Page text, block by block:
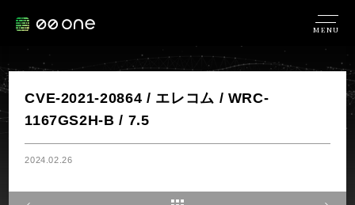
MENU
CVE-2021-20864 / エレコム / WRC-
1167GS2H-B / 7.5
2024.02.26